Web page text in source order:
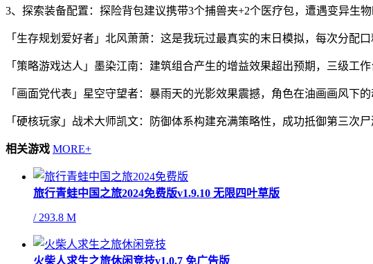
3、探索装备配置：探险背包建议携带3个捕兽夹+2个医疗包，遭遇变异生
「生存规划爱好者」北风萧萧：这是我玩过最真实的末日模拟，每次分配
「策略游戏达人」墨染江南：建筑组合产生的增益效果超出预期，三级工
「画面党代表」星空守望者：暴雨天的光影效果震撼，角色在油画画风下
「硬核玩家」战术大师凯文：防御体系构建充满策略性，成功抵御第三次
相关游戏 MORE+
旅行青蛙中国之旅2024免费版v1.9.10 无限四叶草版
/293.8 M
火柴人求生之旅休闲竞技v1.0.7 免广告版